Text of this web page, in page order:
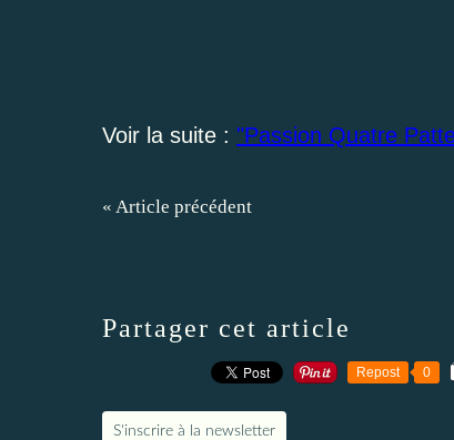
Voir la suite : "Passion Quatre
« Article précédent
Partager cet article
Repost 0
S'inscrire à la newsletter